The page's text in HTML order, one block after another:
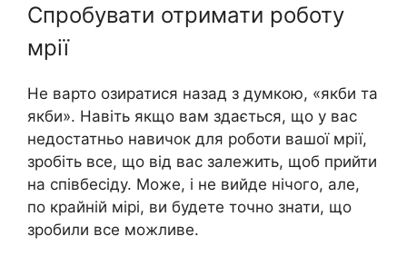
Спробувати отримати роботу
мрії
Не варто озиратися назад з думкою, «якби та
якби». Навіть якщо вам здається, що у вас
недостатньо навичок для роботи вашої мрії,
зробіть все, що від вас залежить, щоб прийти
на співбесіду. Може, і не вийде нічого, але,
по крайній мірі, ви будете точно знати, що
зробили все можливе.